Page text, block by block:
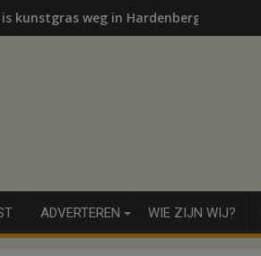
kunstgras weg in Hardenberg en Sibculo
ADVERTEREN WIE ZIJN WIJ?